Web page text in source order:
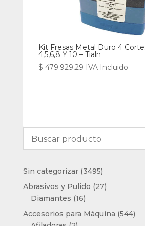
Kit Fresas Metal Duro 4
4,5,6,8 Y 10 – Tialn
$ 479.929,29 IVA Incluido
Sin categorizar 34953495
productos
Abrasivos y Pulido 2727
Diamantes 1616
productos
Accesorios para Máquina 544544